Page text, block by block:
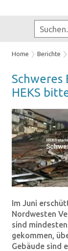
Home Berichte
Schwe­res
HEKS
Im Juni
Nordwesten
sind
gekommen,
Gebäude sind